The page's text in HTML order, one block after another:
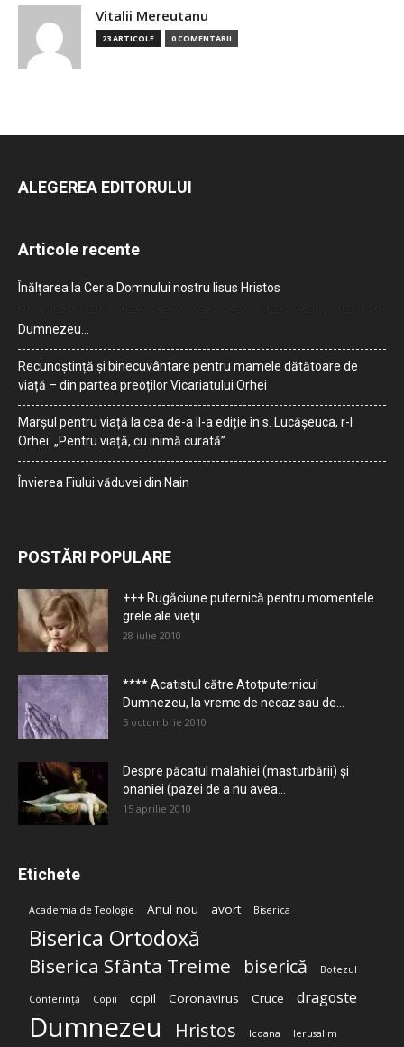
Vitalii Mereutanu
23 ARTICOLE 0 COMENTARII
ALEGEREA EDITORULUI
Articole recente
Înălțarea la Cer a Domnului nostru Iisus Hristos
Dumnezeu…
Recunoștință și binecuvântare pentru mamele dătătoare de
viață – din partea preoților Vicariatului Orhei
Marșul pentru viață la cea de-a II-a ediție în s. Lucășeuca, r-l
Orhei: „Pentru viață, cu inimă curată”
Învierea Fiului văduvei din Nain
POSTĂRI POPULARE
+++ Rugăciune puternică pentru momentele
grele ale vieţii
28 iulie 2010
**** Acatistul către Atotputernicul
Dumnezeu, la vreme de necaz sau de...
5 octombrie 2010
Despre păcatul malahiei (masturbării) şi
onaniei (pazei de a nu avea...
15 aprilie 2010
Etichete
Academia de Teologie Anul nou avort Biserica
Biserica Ortodoxă
Biserica Sfânta Treime biserică Botezul
Conferință Copii copil Coronavirus Cruce dragoste
Dumnezeu Hristos Icoana Ierusalim